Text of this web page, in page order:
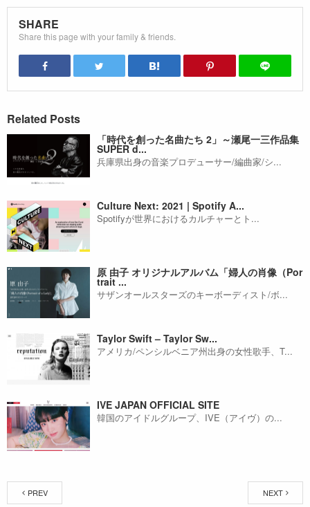
SHARE
Share this page with your family & friends.
Related Posts
「時代を創った名曲たち 2」～瀬尾一三作品集
SUPER d...
兵庫県出身の音楽プロデューサー/編曲家/シ...
Culture Next: 2021 | Spotify A...
Spotifyが世界におけるカルチャーとト...
原 由子 オリジナルアルバム「婦人の肖像（Por
trait ...
サザンオールスターズのキーボーディスト/ボ...
Taylor Swift – Taylor Sw...
アメリカ/ペンシルベニア州出身の女性歌手、T...
IVE JAPAN OFFICIAL SITE
韓国のアイドルグループ、IVE（アイヴ）の...
PREV NEXT